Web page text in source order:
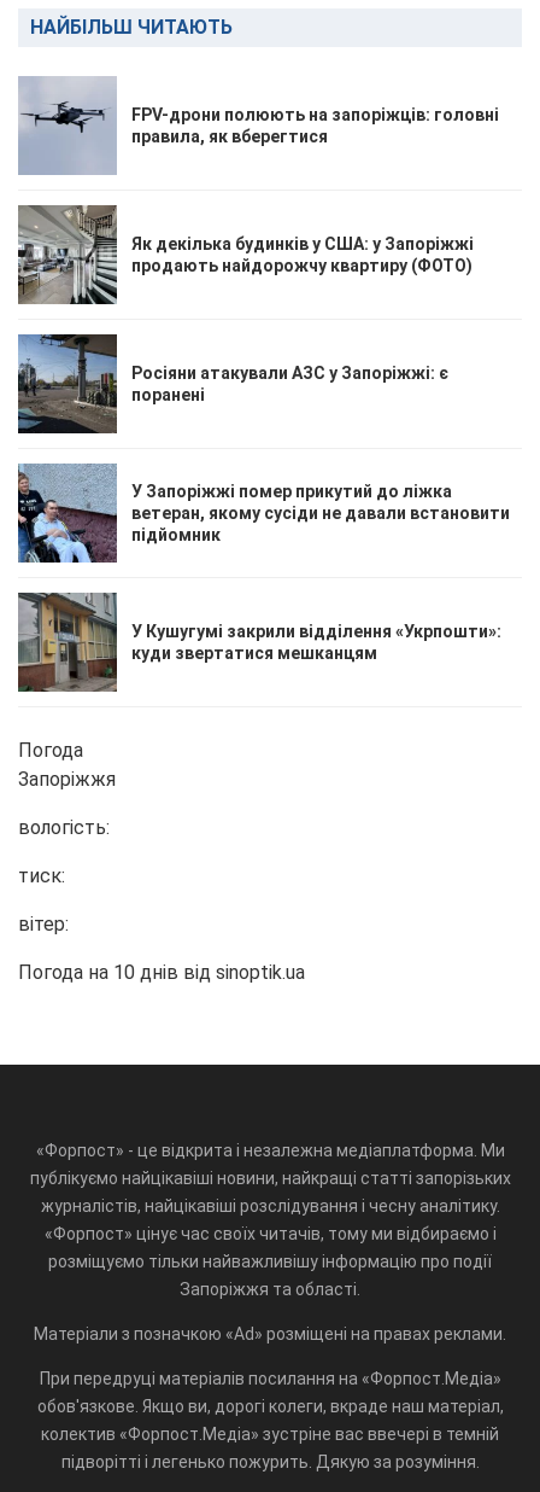
НАЙБІЛЬШ ЧИТАЮТЬ
FPV-дрони полюють на запоріжців: головні
правила, як вберегтися
Як декілька будинків у США: у Запоріжжі
продають найдорожчу квартиру (ФОТО)
Росіяни атакували АЗС у Запоріжжі: є
поранені
У Запоріжжі помер прикутий до ліжка
ветеран, якому сусіди не давали встановити
підйомник
У Кушугумі закрили відділення «Укрпошти»:
куди звертатися мешканцям
Погода
Запоріжжя
вологість:
тиск:
вітер:
Погода на 10 днів від sinoptik.ua
«Форпост» - це відкрита і незалежна медіаплатформа. Ми
публікуємо найцікавіші новини, найкращі статті запорізьких
журналістів, найцікавіші розслідування і чесну аналітику.
«Форпост» цінує час своїх читачів, тому ми відбираємо і
розміщуємо тільки найважливішу інформацію про події
Запоріжжя та області.
Матеріали з позначкою «Ad» розміщені на правах реклами.
При передруці матеріалів посилання на «Форпост.Медіа»
обов'язкове. Якщо ви, дорогі колеги, вкраде наш матеріал,
колектив «Форпост.Медіа» зустріне вас ввечері в темній
підворітті і легенько пожурить. Дякую за розуміння.